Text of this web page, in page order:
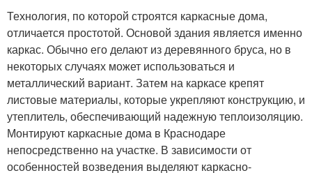
Технология, по которой строятся каркасные дома,
отличается простотой. Основой здания является именно
каркас. Обычно его делают из деревянного бруса, но в
некоторых случаях может использоваться и
металлический вариант. Затем на каркасе крепят
листовые материалы, которые укрепляют конструкцию, и
утеплитель, обеспечивающий надежную теплоизоляцию.
Монтируют каркасные дома в Краснодаре
непосредственно на участке. В зависимости от
особенностей возведения выделяют каркасно-